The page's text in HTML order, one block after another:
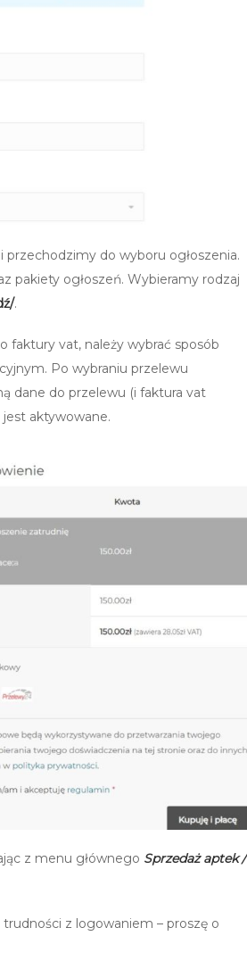
przechodzimy do wyboru ogłoszenia.
pakiety ogłoszeń. Wybieramy rodzaj
.
faktury vat, należy wybrać sposób
Po wybraniu przelewu
dane do przelewu (i faktura vat
jest aktywowane.
z menu głównego Sprzedaż aptek /
z logowaniem – proszę o